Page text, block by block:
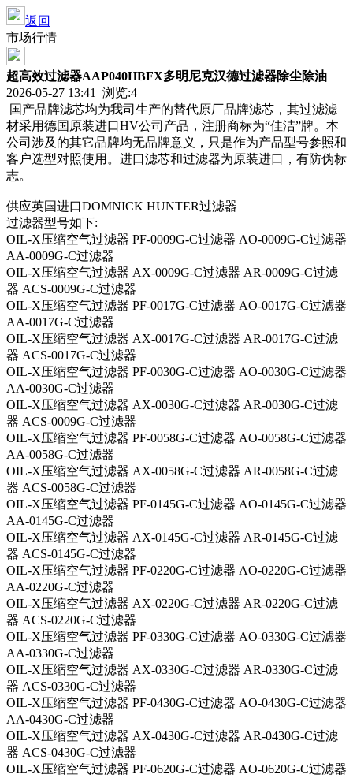
返回
市场行情
超高效过滤器AAP040HBFX多明尼克汉德过滤器除尘除油
2026-05-27 13:41 浏览:4
国产品牌滤芯均为我司生产的替代原厂品牌滤芯，其过滤滤
材采用德国原装进口HV公司产品，注册商标为“佳洁”牌。本
公司涉及的其它品牌均无品牌意义，只是作为产品型号参照和
客户选型对照使用。进口滤芯和过滤器为原装进口，有防伪标
志。
供应英国进口DOMNICK HUNTER过滤器
过滤器型号如下:
OIL-X压缩空气过滤器 PF-0009G-C过滤器 AO-0009G-C过滤器
AA-0009G-C过滤器
OIL-X压缩空气过滤器 AX-0009G-C过滤器 AR-0009G-C过滤
器 ACS-0009G-C过滤器
OIL-X压缩空气过滤器 PF-0017G-C过滤器 AO-0017G-C过滤器
AA-0017G-C过滤器
OIL-X压缩空气过滤器 AX-0017G-C过滤器 AR-0017G-C过滤
器 ACS-0017G-C过滤器
OIL-X压缩空气过滤器 PF-0030G-C过滤器 AO-0030G-C过滤器
AA-0030G-C过滤器
OIL-X压缩空气过滤器 AX-0030G-C过滤器 AR-0030G-C过滤
器 ACS-0009G-C过滤器
OIL-X压缩空气过滤器 PF-0058G-C过滤器 AO-0058G-C过滤器
AA-0058G-C过滤器
OIL-X压缩空气过滤器 AX-0058G-C过滤器 AR-0058G-C过滤
器 ACS-0058G-C过滤器
OIL-X压缩空气过滤器 PF-0145G-C过滤器 AO-0145G-C过滤器
AA-0145G-C过滤器
OIL-X压缩空气过滤器 AX-0145G-C过滤器 AR-0145G-C过滤
器 ACS-0145G-C过滤器
OIL-X压缩空气过滤器 PF-0220G-C过滤器 AO-0220G-C过滤器
AA-0220G-C过滤器
OIL-X压缩空气过滤器 AX-0220G-C过滤器 AR-0220G-C过滤
器 ACS-0220G-C过滤器
OIL-X压缩空气过滤器 PF-0330G-C过滤器 AO-0330G-C过滤器
AA-0330G-C过滤器
OIL-X压缩空气过滤器 AX-0330G-C过滤器 AR-0330G-C过滤
器 ACS-0330G-C过滤器
OIL-X压缩空气过滤器 PF-0430G-C过滤器 AO-0430G-C过滤器
AA-0430G-C过滤器
OIL-X压缩空气过滤器 AX-0430G-C过滤器 AR-0430G-C过滤
器 ACS-0430G-C过滤器
OIL-X压缩空气过滤器 PF-0620G-C过滤器 AO-0620G-C过滤器